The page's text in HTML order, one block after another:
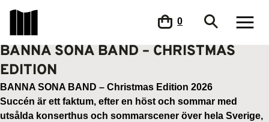
0
BANNA SONA BAND – CHRISTMAS
EDITION
BANNA SONA BAND – Christmas Edition 2026
Succén är ett faktum, efter en höst och sommar med
utsålda konserthus och sommarscener över hela Sverige,